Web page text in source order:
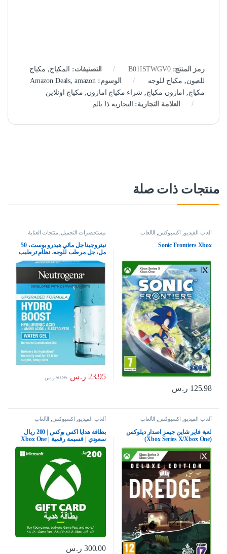
رمز المنتج:B01ISTWGV0 التصنيفات: المكياج, مكياج
للعيون, مكياج للوجه الوسوم: Amazon Deals, amazon
مكياج, امازون مكياج, شراء مكياج امازون, مكياج اونلاين
العلامة التجارية: التجارية ذا بالم
منتجات ذات صلة
ألعاب الفيديو اكسبوكس الألعاب
Sonic Frontiers Xbox
125.98 ر.س
مستحضرات التجميل منتجات العناية
بالبشرة
نيتروجينا جل مائي هيدرو بوست، 50
مل، جل مرطب للوجه، نظام ترطيب
كامل للعناية بالبشرة مع حمض
الهيالورونيك، خفيف الوزن، غير
كوميدوغينيك، ومناسب للبشرة
الجافة – قد يختلف التغليف، من
نيوتريجينا
23.95 ر.س 50.95 ر.س
ألعاب الفيديو اكسبوكس الألعاب
لعبة فاير شاين جيمز اصدار ديلوكس
(Xbox Series X/Xbox One)
ألعاب الفيديو اكسبوكس الألعاب
بطاقة هدايا اكس بوكس | 200 ريال
سعودي | قسيمة رقمية | Xbox One
سلسلة S | X وويندوز | (كود التحميل)
– حساب المملكة العربية السعودية
300.00 ر.س